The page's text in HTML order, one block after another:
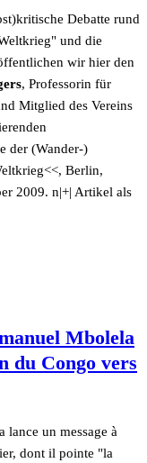
Debatte rund
und die
wir hier den
, Professorin für
Mitglied des Vereins
der (Wander‐)
Berlin,
2009. n|+| Artikel als
Mbolela
du Congo vers
lance un message à
dont il pointe "la